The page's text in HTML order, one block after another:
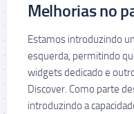
Melhorias no
Estamos introduzindo
esquerda, permitindo
widgets dedicado e
Discover. Como parte
introduzindo a